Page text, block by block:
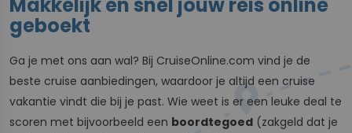
geboekt
Ga je met ons aan wal? Bij CruiseOnline.com vind je de
beste cruise aanbiedingen, waardoor je altijd een cruise
vakantie vindt die bij je past. Wie weet is er een leuke deal te
scoren met bijvoorbeeld een boordtegoed (zakgeld dat je